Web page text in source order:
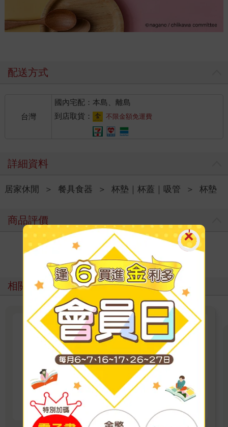
配送方式
台灣
國內宅配：本島、離島
到店取貨：
不限金額免運費
詳細資料
居家休閒 ＞ 餐具食器 ＞ 杯墊｜杯蓋｜吸管 ＞ 杯墊
商品評價
寫評價
相關主題
爸媽挑對水壺了嗎？無毒耐摔輕
量水壺推薦
兒童一日補充水份為體重kgX 100ml，各式水壼
選擇除無毒/耐摔/耐熱/輕量 ⭐️吸管式適合幼兒以
免水灑到全身 ⭐️直飲式 適合大孩子，可以拿穩直
接飲用 ⭐️銀離子抗菌避免口水殘留發臭，保溫則
於冬季天冷時能保持溫水提供。 🎉金石堂開學
看更多